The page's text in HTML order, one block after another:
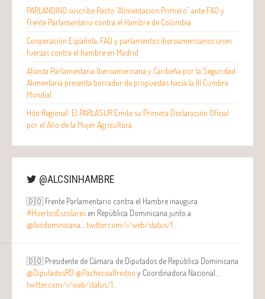
PARLANDINO suscribe Pacto “Alimentación Primero” ante FAO y
Frente Parlamentario contra el Hambre de Colombia
Cooperación Española, FAO y parlamentos iberoamericanos unen
fuerzas contra el hambre en Madrid
Alianza Parlamentaria Iberoamericana y Caribeña por la Seguridad
Alimentaria presenta borrador de propuestas hacia la III Cumbre
Mundial
Hito Regional: El PARLASUR Emite su Primera Declaración Oficial
por el Año de la Mujer Agricultora
@ALCSINHAMBRE
🇩🇴 Frente Parlamentario contra el Hambre inaugura
#HuertosEscolares en República Dominicana junto a
@faodominicana
twitter.com/i/web/status/1…
🇩🇴 Presidente de Cámara de Diputados de República Dominicana
@DiputadosRD @Pachecoalfredoo y Coordinadora Nacional…
twitter.com/i/web/status/1…